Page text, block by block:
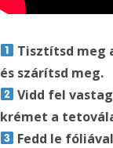
Tisztítsd meg
és szárítsd meg.
Vidd fel
krémet a
Fedd le fóliával